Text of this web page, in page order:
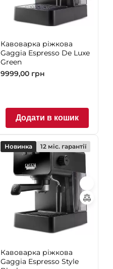
Кавоварка ріжкова
Gaggia Espresso De Luxe
Green
9999,00 грн
Додати в кошик
Новинка 12 міс. гарантії
Кавоварка ріжкова
Gaggia Espresso Style